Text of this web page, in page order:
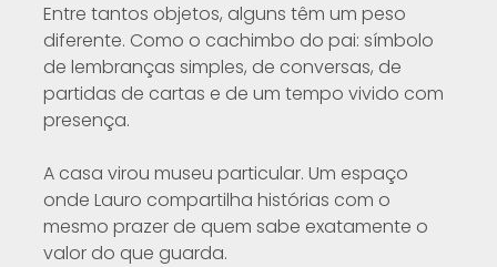
Entre tantos objetos, alguns têm um peso
diferente. Como o cachimbo do pai: símbolo
de lembranças simples, de conversas, de
partidas de cartas e de um tempo vivido com
presença.
A casa virou museu particular. Um espaço
onde Lauro compartilha histórias com o
mesmo prazer de quem sabe exatamente o
valor do que guarda.